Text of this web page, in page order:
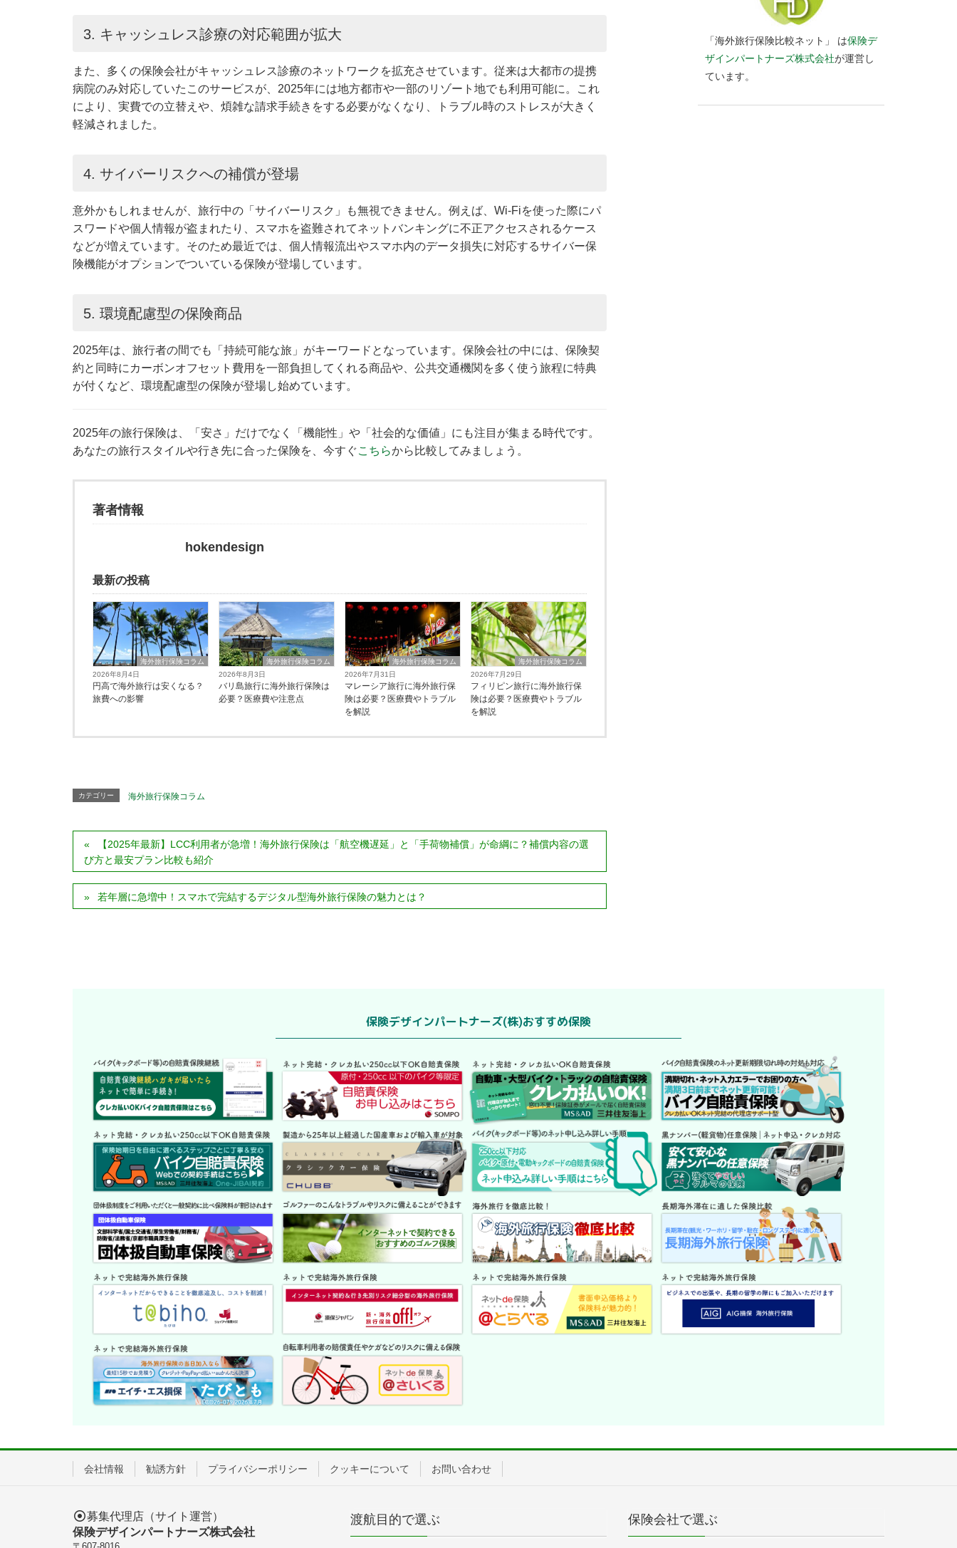
3. キャッシュレス診療の対応範囲が拡大
また、多くの保険会社がキャッシュレス診療のネットワークを拡充させています。従来は大都市の提携
病院のみ対応していたこのサービスが、2025年には地方都市や一部のリゾート地でも利用可能に。これ
により、実費での立替えや、煩雑な請求手続きをする必要がなくなり、トラブル時のストレスが大きく
軽減されました。
4. サイバーリスクへの補償が登場
意外かもしれませんが、旅行中の「サイバーリスク」も無視できません。例えば、Wi-Fiを使った際にパ
スワードや個人情報が盗まれたり、スマホを盗難されてネットバンキングに不正アクセスされるケース
などが増えています。そのため最近では、個人情報流出やスマホ内のデータ損失に対応するサイバー保
険機能がオプションでついている保険が登場しています。
5. 環境配慮型の保険商品
2025年は、旅行者の間でも「持続可能な旅」がキーワードとなっています。保険会社の中には、保険契
約と同時にカーボンオフセット費用を一部負担してくれる商品や、公共交通機関を多く使う旅程に特典
が付くなど、環境配慮型の保険が登場し始めています。
2025年の旅行保険は、「安さ」だけでなく「機能性」や「社会的な価値」にも注目が集まる時代です。
あなたの旅行スタイルや行き先に合った保険を、今すぐこちらから比較してみましょう。
著者情報
hokendesign
最新の投稿
海外旅行保険コラム
2026年8月4日
円高で海外旅行は安くなる？
旅費への影響
海外旅行保険コラム
2026年8月3日
バリ島旅行に海外旅行保険は
必要？医療費や注意点
海外旅行保険コラム
2026年7月31日
マレーシア旅行に海外旅行保
険は必要？医療費やトラブル
を解説
海外旅行保険コラム
2026年7月29日
フィリピン旅行に海外旅行保
険は必要？医療費やトラブル
を解説
カテゴリー 海外旅行保険コラム
【2025年最新】LCC利用者が急増！海外旅行保険は「航空機遅延」と「手荷物補償」が命綱に？補償内容の選
び方と最安プラン比較も紹介
若年層に急増中！スマホで完結するデジタル型海外旅行保険の魅力とは？
「海外旅行保険比較ネット」 は保険デ
ザインパートナーズ株式会社が運営し
ています。
会社情報 勧誘方針 プライバシーポリシー クッキーについて お問い合わせ
募集代理店（サイト運営）
保険デザインパートナーズ株式会社
渡航目的で選ぶ 保険会社で選ぶ